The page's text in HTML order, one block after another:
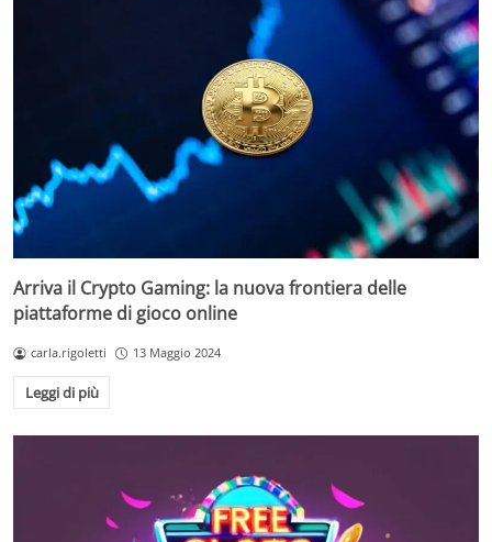
Arriva il Crypto Gaming: la nuova frontiera delle
piattaforme di gioco online
carla.rigoletti 13 Maggio 2024
Leggi di più